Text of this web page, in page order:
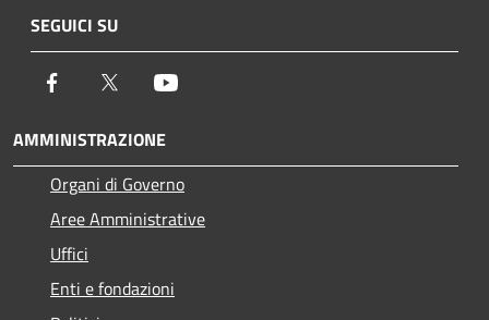
SEGUICI SU
Facebook Twitter
AMMINISTRAZIONE
Organi di Governo
Aree Amministrative
Uffici
Enti e fondazioni